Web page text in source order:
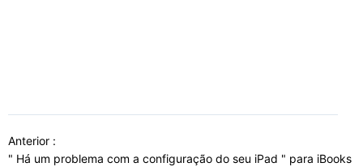
Anterior :
" Há um problema com a configuração do seu iPad " para iBooks